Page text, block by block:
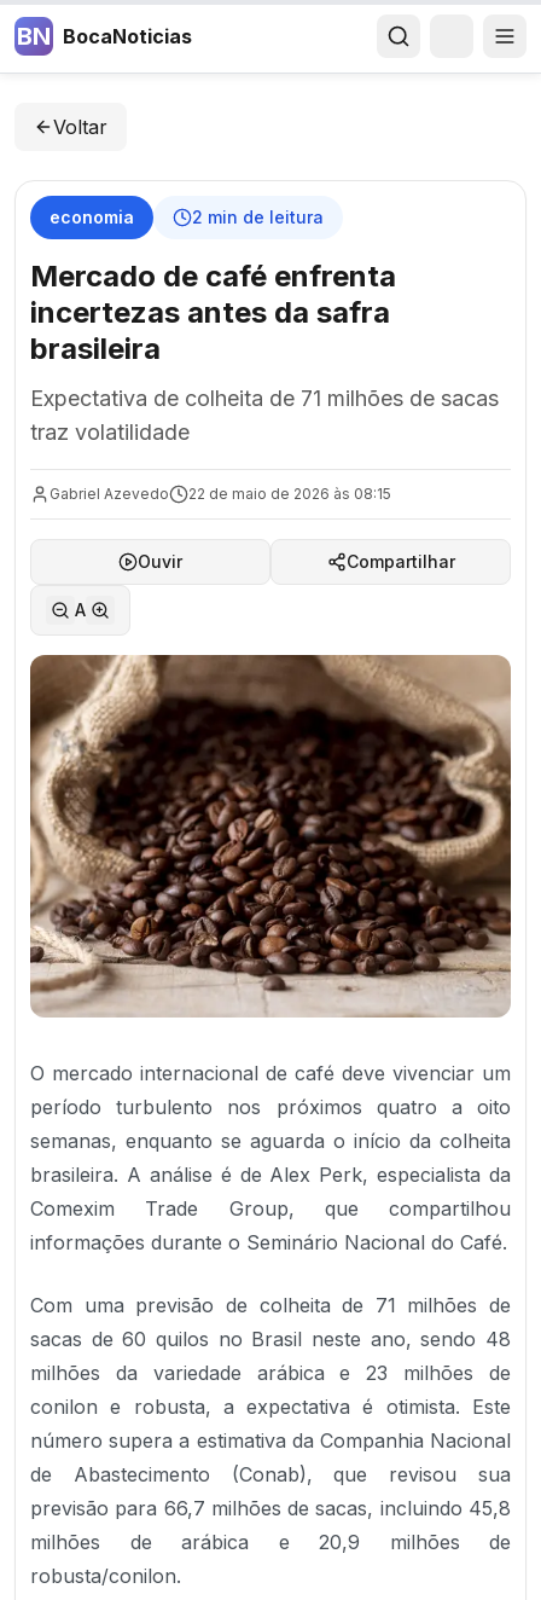
BN BocaNoticias
Voltar
economia 2 min de leitura
Mercado de café enfrenta
incertezas antes da safra
brasileira
Expectativa de colheita de 71 milhões de sacas
traz volatilidade
Gabriel Azevedo 22 de maio de 2026 às 08:15
Ouvir Compartilhar
A
O mercado internacional de café deve vivenciar um
período turbulento nos próximos quatro a oito
semanas, enquanto se aguarda o início da colheita
brasileira. A análise é de Alex Perk, especialista da
Comexim Trade Group, que compartilhou
informações durante o Seminário Nacional do Café.
Com uma previsão de colheita de 71 milhões de
sacas de 60 quilos no Brasil neste ano, sendo 48
milhões da variedade arábica e 23 milhões de
conilon e robusta, a expectativa é otimista. Este
número supera a estimativa da Companhia Nacional
de Abastecimento (Conab), que revisou sua
previsão para 66,7 milhões de sacas, incluindo 45,8
milhões de arábica e 20,9 milhões de
robusta/conilon.